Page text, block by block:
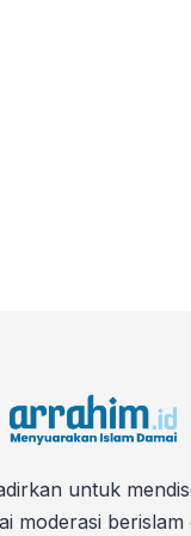
untuk
moderasi berislam